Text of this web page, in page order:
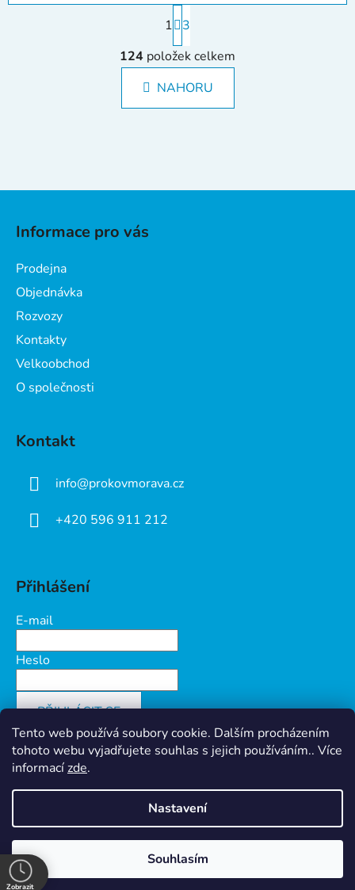
Tento web používá soubory cookie. Dalším procházením
tohoto webu vyjadřujete souhlas s jejich používáním.. Více
informacízde.
Nastavení
Souhlasím
O
v
l
á
d
S
t
r
á
n
k
1
3
124 položek celkem
NAHORU
Informace pro vás
Prodejna
Objednávka
Rozvozy
Kontakty
Velkoobchod
O společnosti
Kontakt
info@prokovmorava.cz
+420 596 911 212
Přihlášení
E-mail
Heslo
PŘIHLÁSIT SE
Nová registraceZapomenuté heslo
Vytvořil Shoptet&
Ochrana osobních údajů
Copyright 2026
Prokov Morava s.r.o.
vyhrazena.
Zobrazit